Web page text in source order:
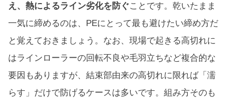
え、熱によるライン劣化を防ぐことです。乾いたまま
一気に締めるのは、PEにとって最も避けたい締め方だ
と覚えておきましょう。なお、現場で起きる高切れに
はラインローラーの回転不良や毛羽立ちなど複合的な
要因もありますが、結束部由来の高切れに限れば「濡
らす」だけで防げるケースは多いです。組み方そのも